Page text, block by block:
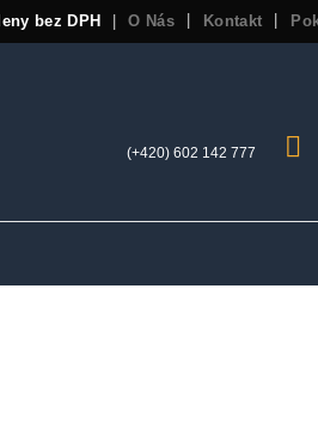
bez DPH O Nás Kontakt
(+420) 602 142 777